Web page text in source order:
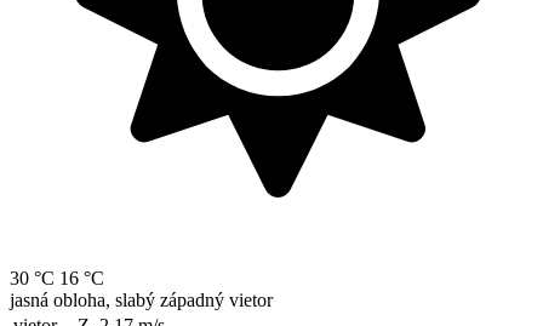
30 °C 16 °C
jasná obloha, slabý západný vietor